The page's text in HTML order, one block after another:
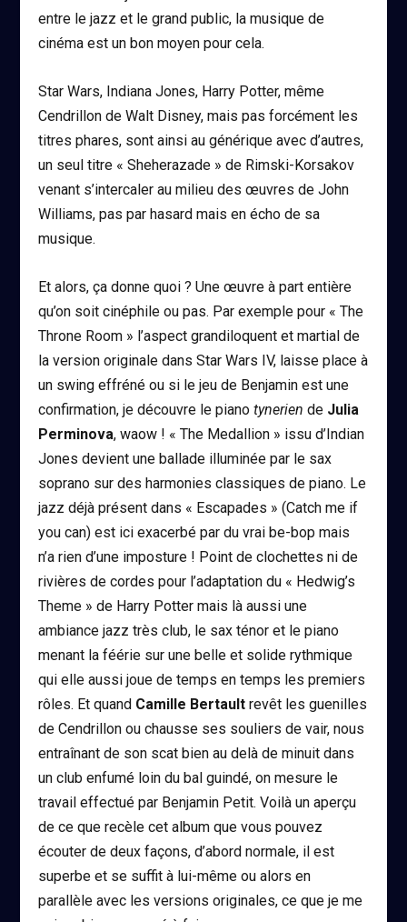
entre le jazz et le grand public, la musique de
cinéma est un bon moyen pour cela.
Star Wars, Indiana Jones, Harry Potter, même
Cendrillon de Walt Disney, mais pas forcément les
titres phares, sont ainsi au générique avec d’autres,
un seul titre « Sheherazade » de Rimski-Korsakov
venant s’intercaler au milieu des œuvres de John
Williams, pas par hasard mais en écho de sa
musique.
Et alors, ça donne quoi ? Une œuvre à part entière
qu’on soit cinéphile ou pas. Par exemple pour « The
Throne Room » l’aspect grandiloquent et martial de
la version originale dans Star Wars IV, laisse place à
un swing effréné ou si le jeu de Benjamin est une
confirmation, je découvre le pianotynerien de Julia
Perminova, waow ! « The Medallion » issu d’Indian
Jones devient une ballade illuminée par le sax
soprano sur des harmonies classiques de piano. Le
jazz déjà présent dans « Escapades » (Catch me if
you can) est ici exacerbé par du vrai be-bop mais
n’a rien d’une imposture ! Point de clochettes ni de
rivières de cordes pour l’adaptation du « Hedwig’s
Theme » de Harry Potter mais là aussi une
ambiance jazz très club, le sax ténor et le piano
menant la féérie sur une belle et solide rythmique
qui elle aussi joue de temps en temps les premiers
rôles. Et quand Camille Bertault revêt les guenilles
de Cendrillon ou chausse ses souliers de vair, nous
entraînant de son scat bien au delà de minuit dans
un club enfumé loin du bal guindé, on mesure le
travail effectué par Benjamin Petit. Voilà un aperçu
de ce que recèle cet album que vous pouvez
écouter de deux façons, d’abord normale, il est
superbe et se suffit à lui-même ou alors en
parallèle avec les versions originales, ce que je me